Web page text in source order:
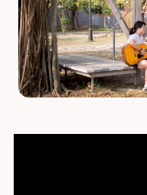
INTERVIEW